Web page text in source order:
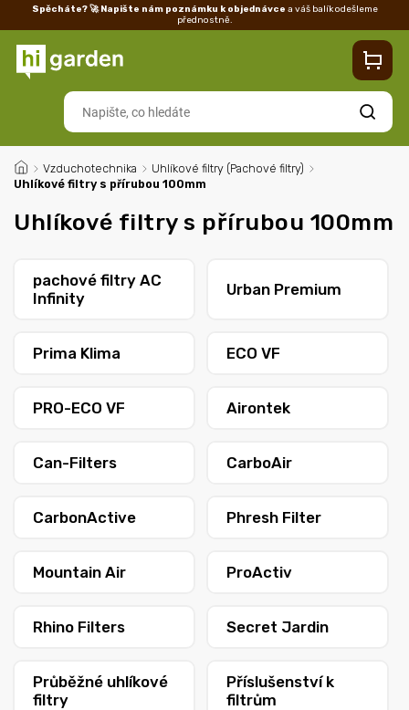
Spěcháte? 🚀 Napište nám poznámku k objednávce a váš balík odešleme
přednostně.
Vrácení/reklamace
Hledat
/ Vzduchotechnika / Uhlíkové filtry (Pachové filtry) /
Uhlíkové filtry s přírubou 100mm
Uhlíkové filtry s přírubou 100mm
pachové filtry AC
Infinity
Urban Premium
Prima Klima ECO VF
PRO-ECO VF Airontek
Can-Filters CarboAir
CarbonActive Phresh Filter
Mountain Air ProActiv
Rhino Filters Secret Jardin
Průběžné uhlíkové
filtry
Příslušenství k
filtrům